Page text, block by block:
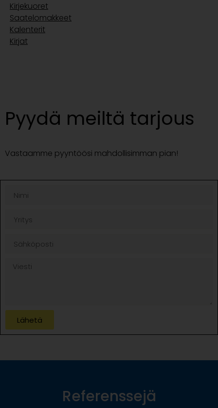
Kirjekuoret
Saatelomakkeet
Kalenterit
Kirjat
Pyydä meiltä tarjous
Vastaamme pyyntöösi mahdollisimman pian!
Lähetä
Referenssejä